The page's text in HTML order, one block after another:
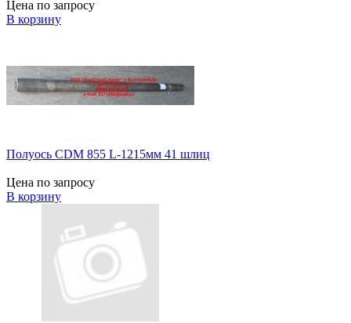
Цена по запросу
В корзину
Полуось CDM 855 L-1215мм 41 шлиц
Цена по запросу
В корзину